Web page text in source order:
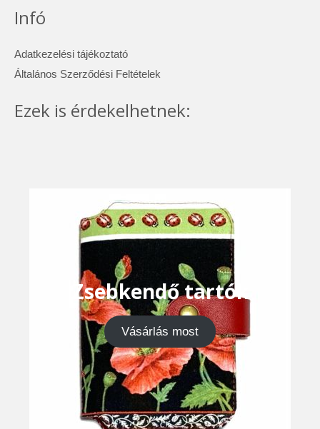
Infó
Adatkezelési tájékoztató
Általános Szerződési Feltételek
Ezek is érdekelhetnek:
Zsebkendő tartók
Vásárlás most